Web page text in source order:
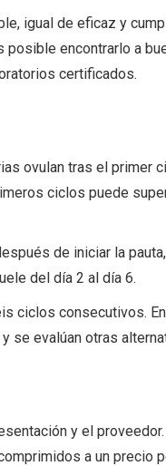
igual de eficaz y
posible encontrarlo a
certificados.
ovulan tras el primer
ciclos puede
de iniciar la
del día 2 al día 6.
ciclos consecutivos.
se evalúan otras
y el
a un precio